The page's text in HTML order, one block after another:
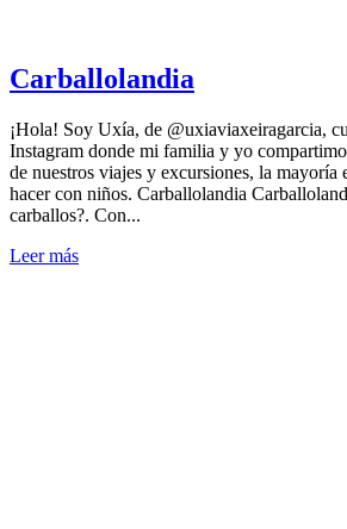
Carballolandia
¡Hola! Soy Uxía, de @uxiaviaxeiragarcia,
Instagram donde mi familia y yo
de nuestros viajes y excursiones, la mayoría
hacer con niños. Carballolandia
carballos?. Con...
Leer más